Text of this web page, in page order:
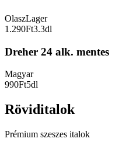
OlaszLager
1.290Ft3.3dl
Dreher 24 alk. mentes
Magyar
990Ft5dl
Röviditalok
Prémium szeszes italok